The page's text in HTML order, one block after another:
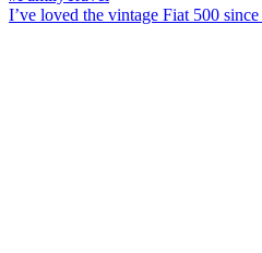
I’ve loved the vintage Fiat 500